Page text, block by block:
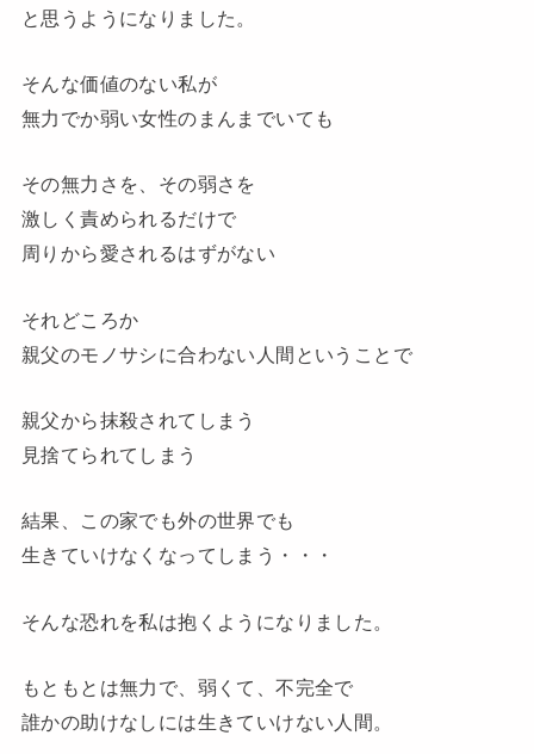
と思うようになりました。
そんな価値のない私が
無力でか弱い女性のまんまでいても
その無力さを、その弱さを
激しく責められるだけで
周りから愛されるはずがない
それどころか
親父のモノサシに合わない人間ということで
親父から抹殺されてしまう
見捨てられてしまう
結果、この家でも外の世界でも
生きていけなくなってしまう・・・
そんな恐れを私は抱くようになりました。
もともとは無力で、弱くて、不完全で
誰かの助けなしには生きていけない人間。